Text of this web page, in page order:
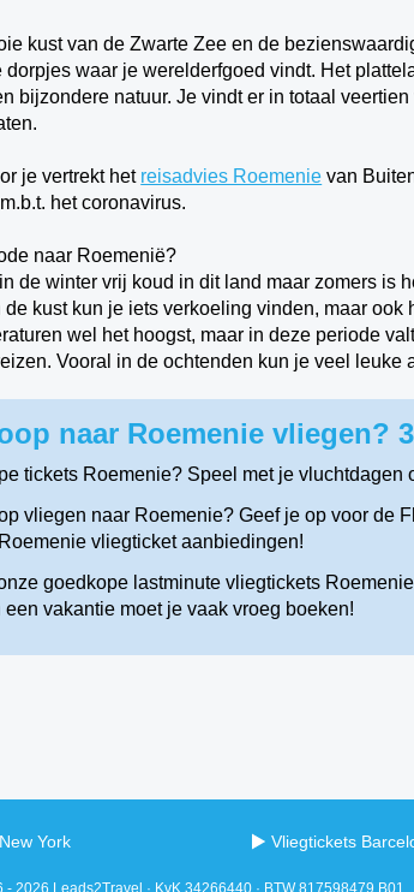
kust van de Zwarte Zee en de
dorpjes waar je werelderfgoed vindt. Het
bijzondere natuur. Je vindt er in totaal
je vertrekt het reisadvies Roemenie van
het coronavirus.
naar Roemenië?
de winter vrij koud in dit land maar zomers is
de kust kun je iets verkoeling vinden, maar ook
wel het hoogst, maar in deze periode
Vooral in de ochtenden kun je veel leuke
naar Roemenie vliegen?
tickets Roemenie? Speel met je
vliegen naar Roemenie? Geef je op voor de
vliegticket aanbiedingen!
goedkope lastminute vliegtickets
een vakantie moet je vaak vroeg boeken!
York Vliegtickets
2026 Leads2Travel · KvK 34266440 · BTW 817598479.B01